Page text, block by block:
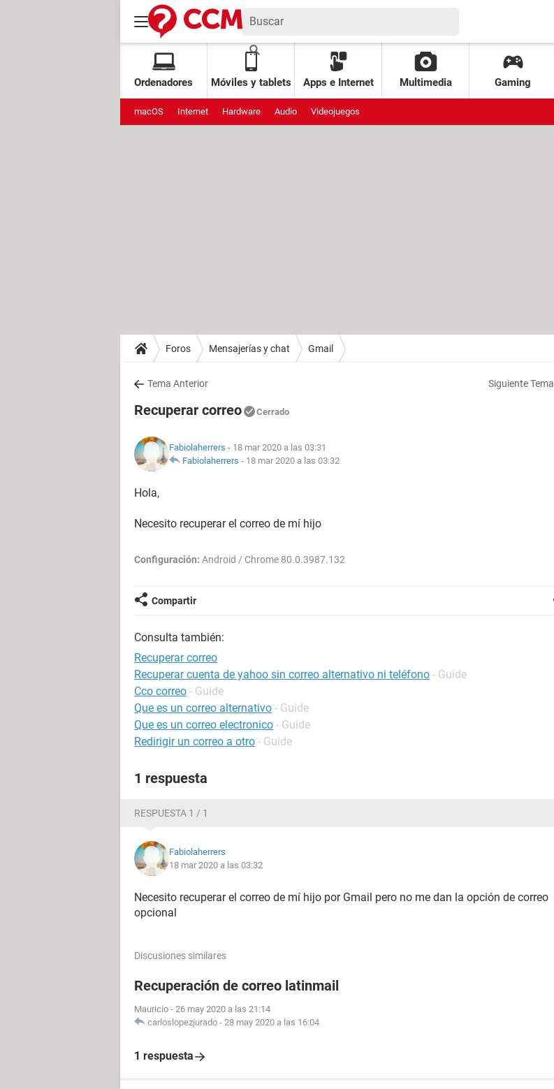
Ordenadores Móviles y tablets Apps e Internet Multimedia Gaming
macOS Internet Hardware Audio Videojuegos
Foros Mensajerías y chat Gmail
Tema Anterior Siguiente Tema
Recuperar correo Cerrado
Fabiolaherrers - 18 mar 2020 a las 03:31
Fabiolaherrers - 18 mar 2020 a las 03:32
Hola,
Necesito recuperar el correo de mí hijo
Configuración: Android / Chrome 80.0.3987.132
Compartir
Consulta también:
Recuperar correo
Recuperar cuenta de yahoo sin correo alternativo ni teléfono - Guide
Cco correo - Guide
Que es un correo alternativo - Guide
Que es un correo electronico - Guide
Redirigir un correo a otro - Guide
1 respuesta
RESPUESTA 1 / 1
Fabiolaherrers
18 mar 2020 a las 03:32
Necesito recuperar el correo de mí hijo por Gmail pero no me dan la opción de correo
opcional
Discusiones similares
Recuperación de correo latinmail
Mauricio - 26 may 2020 a las 21:14
carloslopezjurado - 28 may 2020 a las 16:04
1 respuesta